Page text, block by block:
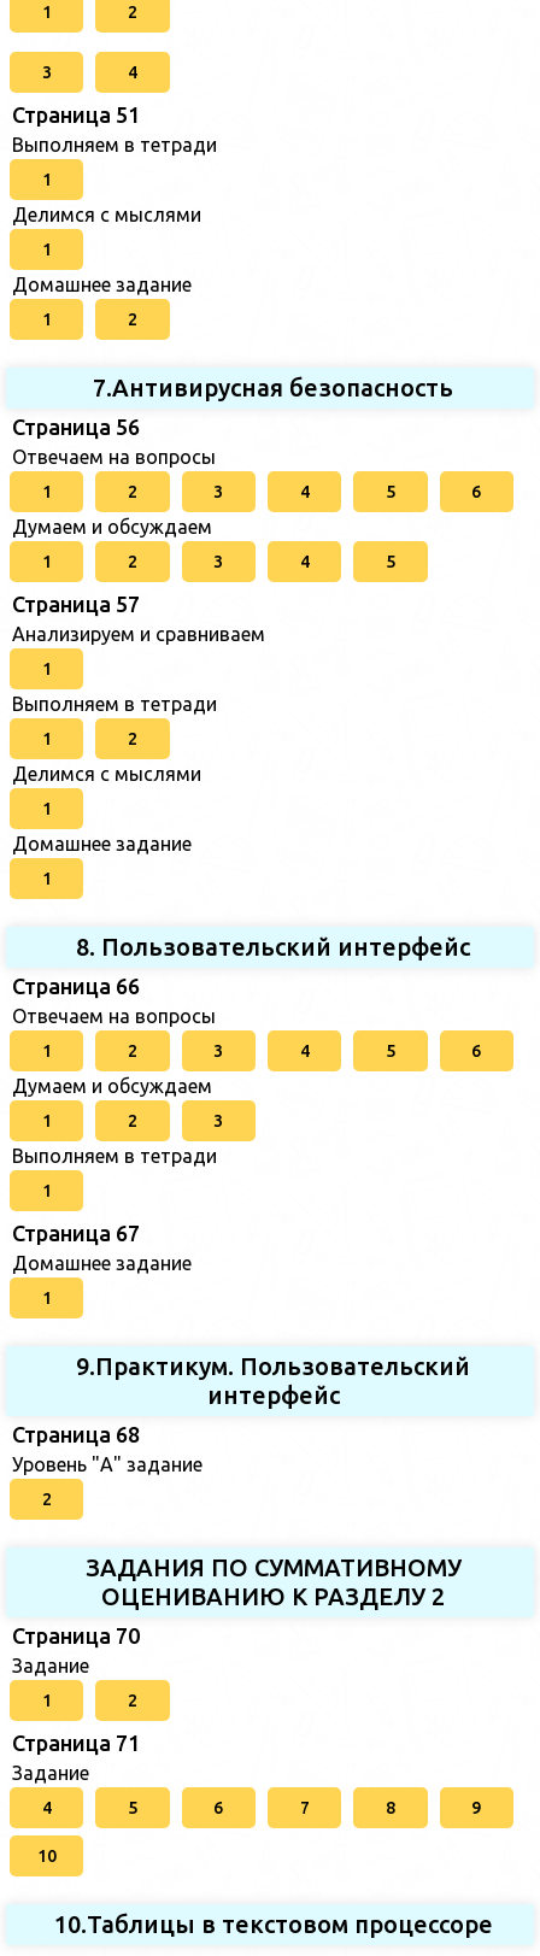
1 2
3 4
Страница 51
Выполняем в тетради
1
Делимся с мыслями
1
Домашнее задание
1 2
7.Антивирусная безопасность
Страница 56
Отвечаем на вопросы
1 2 3 4 5 6
Думаем и обсуждаем
1 2 3 4 5
Страница 57
Анализируем и сравниваем
1
Выполняем в тетради
1 2
Делимся с мыслями
1
Домашнее задание
1
8. Пользовательский интерфейс
Страница 66
Отвечаем на вопросы
1 2 3 4 5 6
Думаем и обсуждаем
1 2 3
Выполняем в тетради
1
Страница 67
Домашнее задание
1
9.Практикум. Пользовательский
интерфейс
Страница 68
Уровень "А" задание
2
ЗАДАНИЯ ПО СУММАТИВНОМУ
ОЦЕНИВАНИЮ К РАЗДЕЛУ 2
Страница 70
Задание
1 2
Страница 71
Задание
4 5 6 7 8 9
10
10.Таблицы в текстовом процессоре